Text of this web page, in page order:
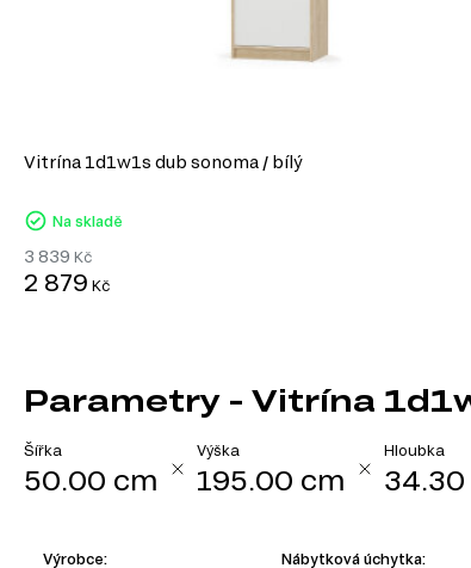
Vitrína 1d1w1s dub sonoma / bílý
Na skladě
3 839 Kč
2 879 Kč
Parametry - Vitrína
Šířka
50.00 cm
Výška
195.00 cm
Hloubka
Výrobce: Nábytková úchytka: